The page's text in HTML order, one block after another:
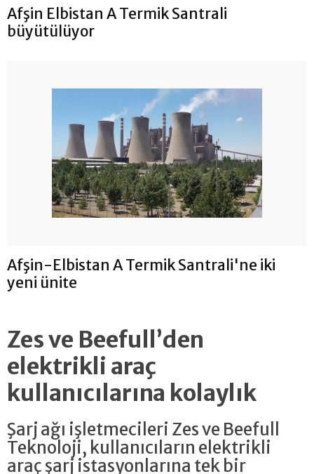
Afşin Elbistan A Termik Santrali
büyütülüyor
Afşin-Elbistan A Termik Santrali'ne iki
yeni ünite
Zes ve Beefull’den
elektrikli araç
kullanıcılarına kolaylık
Şarj ağı işletmecileri Zes ve Beefull
Teknoloji, kullanıcıların elektrikli
araç şarj istasyonlarına tek bir